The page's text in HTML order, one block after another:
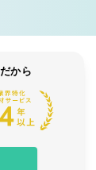
から